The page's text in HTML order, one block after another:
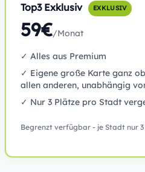
Top3 Exklusiv EXKLUSIV
59€/Monat
✓ Alles aus Premium
✓ Eigene große Karte ganz
allen anderen, unabhängig
✓ Nur 3 Plätze pro Stadt
Begrenzt verfügbar - je Stadt nur 3